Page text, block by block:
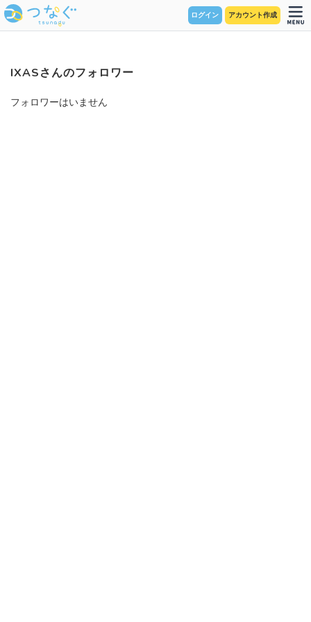
ログイン アカウント作成
IXASさんのフォロワー
フォロワーはいません